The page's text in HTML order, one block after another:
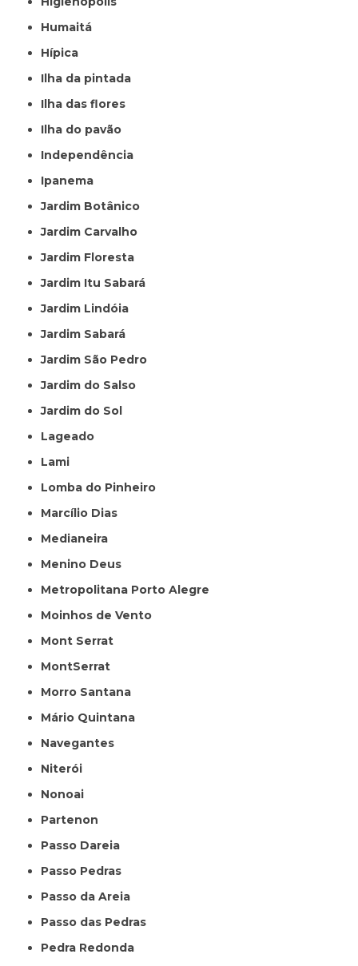
Humaitá
Hípica
Ilha da pintada
Ilha das flores
Ilha do pavão
Independência
Ipanema
Jardim Botânico
Jardim Carvalho
Jardim Floresta
Jardim Itu Sabará
Jardim Lindóia
Jardim Sabará
Jardim São Pedro
Jardim do Salso
Jardim do Sol
Lageado
Lami
Lomba do Pinheiro
Marcílio Dias
Medianeira
Menino Deus
Metropolitana Porto Alegre
Moinhos de Vento
Mont Serrat
MontSerrat
Morro Santana
Mário Quintana
Navegantes
Niterói
Nonoai
Partenon
Passo Dareia
Passo Pedras
Passo da Areia
Passo das Pedras
Pedra Redonda